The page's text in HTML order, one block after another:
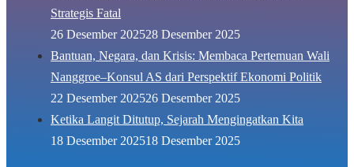
Strategis Fatal
26 Desember 202528 Desember 2025
Bantuan, Negara, dan Krisis: Membaca Pertemuan Wali
Nanggroe–Konsul AS dari Perspektif Ekonomi Politik
22 Desember 202526 Desember 2025
Ketika Langit Ditutup, Sejarah Mengingatkan Kita
18 Desember 202518 Desember 2025